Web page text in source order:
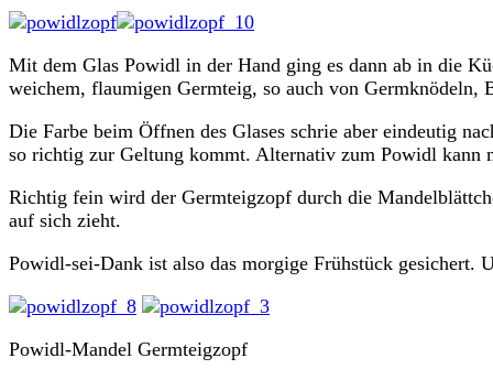
Mit dem Glas Powidl in der Hand ging es dann ab in die
weichem, flaumigen Germteig, so auch von Germknödeln,
Die Farbe beim Öffnen des Glases schrie aber eindeutig
so richtig zur Geltung kommt. Alternativ zum Powidl kann
Richtig fein wird der Germteigzopf durch die
auf sich zieht.
Powidl-sei-Dank ist also das morgige Frühstück gesichert.
Powidl-Mandel Germteigzopf